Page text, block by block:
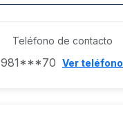
Teléfono de contacto
981***70 Ver teléfono